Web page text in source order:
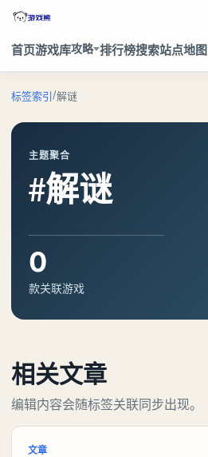
首页游戏库攻略 排行榜搜索站点地图
标签索引/解谜
主题聚合
#解谜
0
款关联游戏
相关文章
编辑内容会随标签关联同步出现。
文章